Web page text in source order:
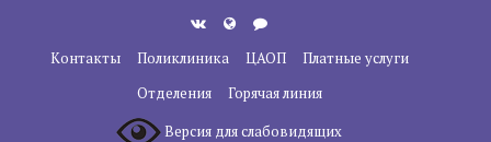
содержанию
Контакты Поликлиника ЦАОП
Платные услуги
Отделения
Горячая линия
Версия для слабовидящих